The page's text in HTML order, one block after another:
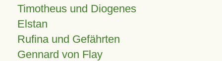
Timotheus und Diogenes
Elstan
Rufina und Gefährten
Gennard von Flay